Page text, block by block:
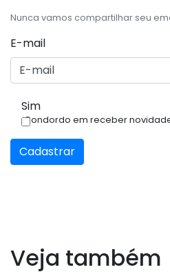
Nunca vamos compartilhar seu
E-mail
Sim
Condordo em receber
Cadastrar
Veja também